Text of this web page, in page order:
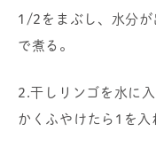
1/2をまぶし、水分が
で煮る。
2.干しリンゴを水に
かくふやけたら1を入